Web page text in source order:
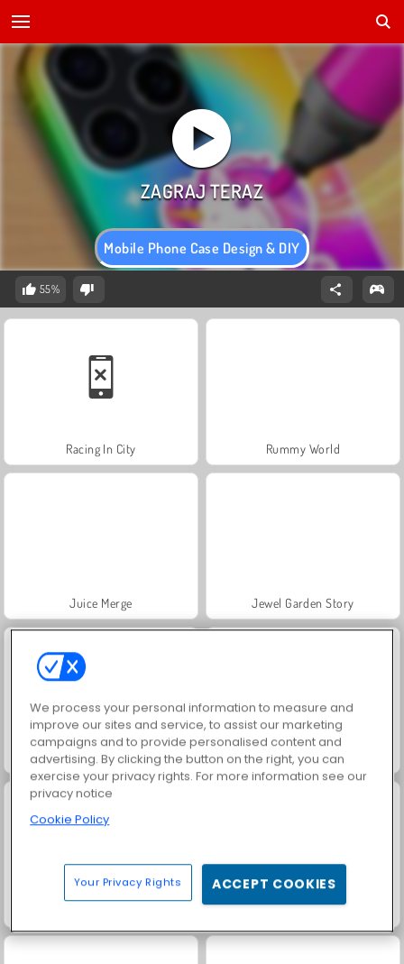
Mobile Phone Case Design & DIY
55%
Racing In City Rummy World
Juice Merge Jewel Garden Story
Grand Mahjong Connect
We process your personal information to measure and
improve our sites and service, to assist our marketing
campaigns and to provide personalised content and
advertising. By clicking the button on the right, you can
exercise your privacy rights. For more information see our
privacy notice
Cookie Policy
Your Privacy Rights ACCEPT COOKIES